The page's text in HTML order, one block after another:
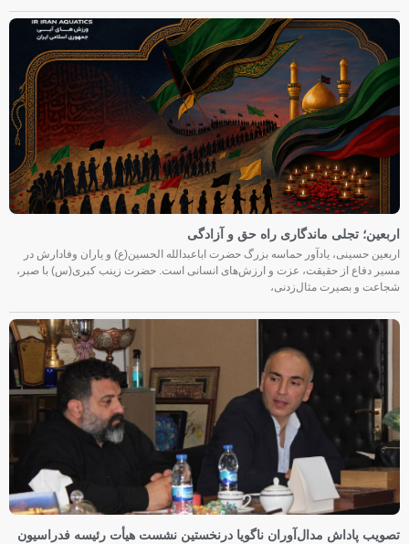
اربعین؛ تجلی ماندگاری راه حق و آزادگی
اربعین حسینی، یادآور حماسه بزرگ حضرت اباعبدالله الحسین(ع) و یاران وفادارش در
مسیر دفاع از حقیقت، عزت و ارزش‌های انسانی است. حضرت زینب کبری(س) با صبر،
شجاعت و بصیرت مثال‌زدنی،
تصویب پاداش مدال‌آوران ناگویا درنخستین نشست هیأت رئیسه فدراسیون